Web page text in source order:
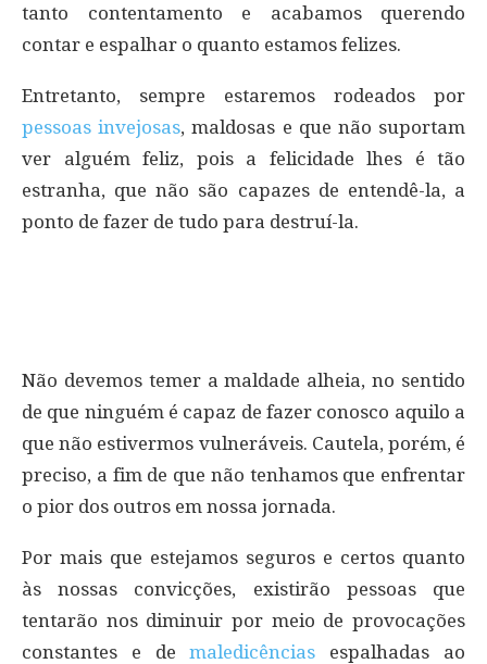
tanto contentamento e acabamos querendo
contar e espalhar o quanto estamos felizes.
Entretanto, sempre estaremos rodeados por
pessoas invejosas, maldosas e que não suportam
ver alguém feliz, pois a felicidade lhes é tão
estranha, que não são capazes de entendê-la, a
ponto de fazer de tudo para destruí-la.
Não devemos temer a maldade alheia, no sentido
de que ninguém é capaz de fazer conosco aquilo a
que não estivermos vulneráveis. Cautela, porém, é
preciso, a fim de que não tenhamos que enfrentar
o pior dos outros em nossa jornada.
Por mais que estejamos seguros e certos quanto
às nossas convicções, existirão pessoas que
tentarão nos diminuir por meio de provocações
constantes e de maledicências espalhadas ao